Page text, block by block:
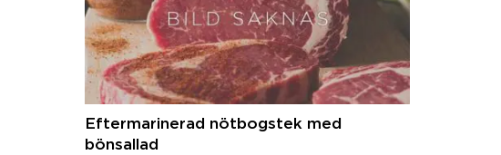
Eftermarinerad nötbogstek med
bönsallad